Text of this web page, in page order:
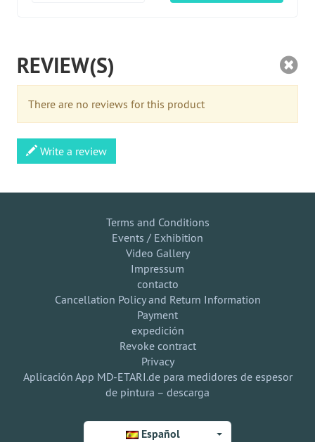
REVIEW(S)
There are no reviews for this product
Write a review
Terms and Conditions
Events / Exhibition
Video Gallery
Impressum
contacto
Cancellation Policy and Return Information
Payment
expedición
Revoke contract
Privacy
Aplicación App MD-ETARI.de para medidores de espesor
de pintura – descarga
Español